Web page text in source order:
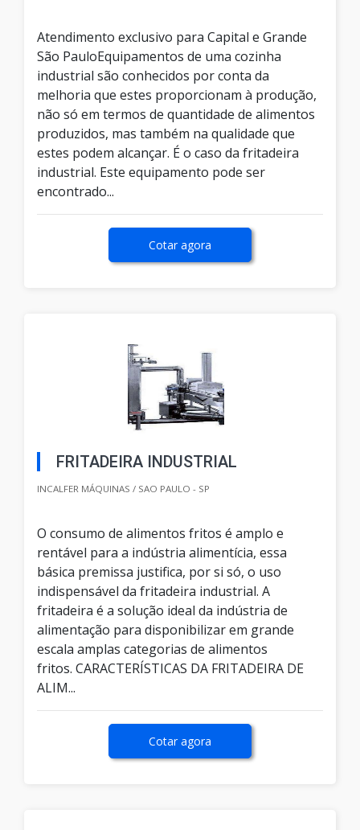
Atendimento exclusivo para Capital e Grande
São PauloEquipamentos de uma cozinha
industrial são conhecidos por conta da
melhoria que estes proporcionam à produção,
não só em termos de quantidade de alimentos
produzidos, mas também na qualidade que
estes podem alcançar. É o caso da fritadeira
industrial. Este equipamento pode ser
encontrado...
Cotar agora
FRITADEIRA INDUSTRIAL
INCALFER MÁQUINAS / SAO PAULO - SP
O consumo de alimentos fritos é amplo e
rentável para a indústria alimentícia, essa
básica premissa justifica, por si só, o uso
indispensável da fritadeira industrial. A
fritadeira é a solução ideal da indústria de
alimentação para disponibilizar em grande
escala amplas categorias de alimentos
fritos. CARACTERÍSTICAS DA FRITADEIRA DE
ALIM...
Cotar agora